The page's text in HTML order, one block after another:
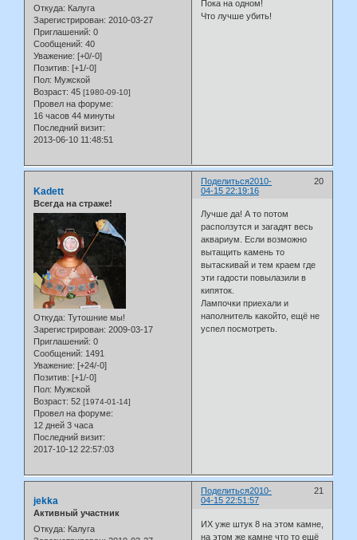
Откуда: Калуга
Зарегистрирован: 2010-03-27
Приглашений: 0
Сообщений: 40
Уважение: [+0/-0]
Позитив: [+1/-0]
Пол: Мужской
Возраст: 45 [1980-09-10]
Провел на форуме:
16 часов 44 минуты
Последний визит:
2013-06-10 11:48:51
Пока на одном!
Что лучше убить!
Поделиться 20
2010-
04-15 22:19:16
Kadett
Всегда на страже!
Откуда: Тутошние мы!
Зарегистрирован: 2009-03-17
Приглашений: 0
Сообщений: 1491
Уважение: [+24/-0]
Позитив: [+1/-0]
Пол: Мужской
Возраст: 52 [1974-01-14]
Провел на форуме:
12 дней 3 часа
Последний визит:
2017-10-12 22:57:03
Лучше да! А то потом
расползутся и загадят весь
аквариум. Если возможно
вытащить камень то
вытаскивай и тем краем где
эти гадости повылазили в
кипяток.
Лампочки приехали и
наполнитель какойто, ещё не
успел посмотреть.
Поделиться 21
2010-
04-15 22:51:57
jekka
Активный участник
Откуда: Калуга
ИХ уже штук 8 на этом камне,
на этом же камне что то ещё